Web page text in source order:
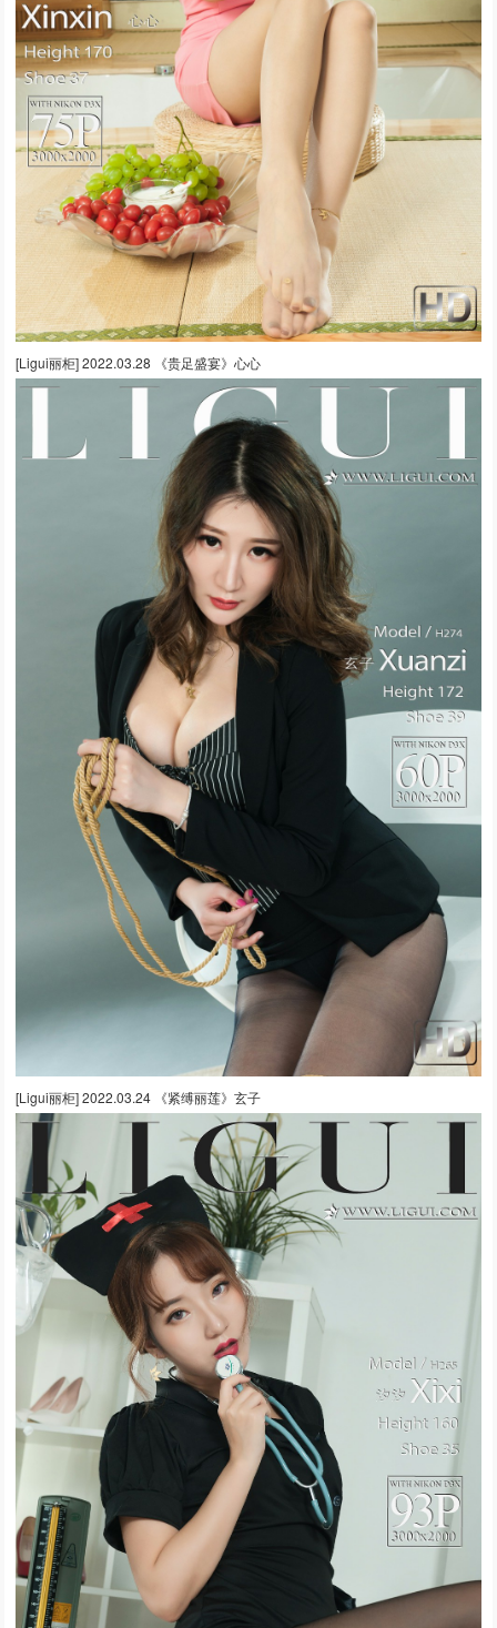
[Ligui丽柜] 2022.03.28 《贵足盛宴》心心
[Ligui丽柜] 2022.03.24 《紧缚丽莲》玄子